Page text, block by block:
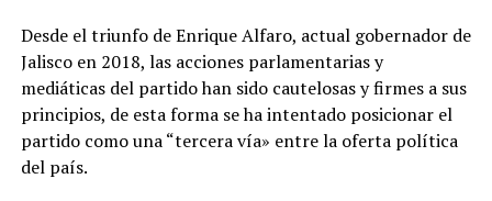
Desde el triunfo de Enrique Alfaro, actual gobernador de
Jalisco en 2018, las acciones parlamentarias y
mediáticas del partido han sido cautelosas y firmes a sus
principios, de esta forma se ha intentado posicionar el
partido como una “tercera vía» entre la oferta política
del país.